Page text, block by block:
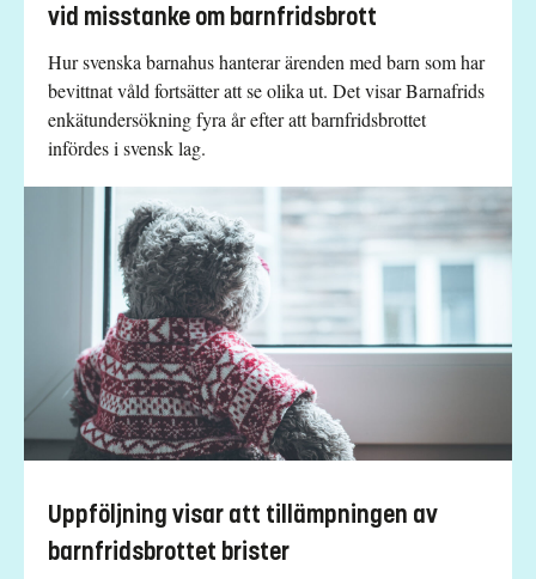
vid misstanke om barnfridsbrott
Hur svenska barnahus hanterar ärenden med barn som har
bevittnat våld fortsätter att se olika ut. Det visar Barnafrids
enkätundersökning fyra år efter att barnfridsbrottet
infördes i svensk lag.
Uppföljning visar att tillämpningen av
barnfridsbrottet brister